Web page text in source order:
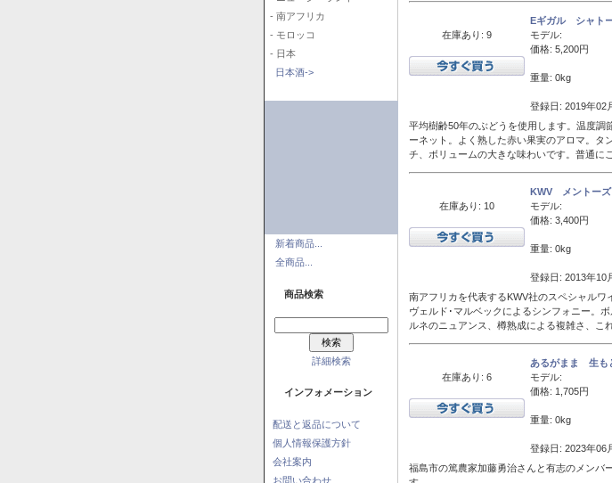
- 南アフリカ
- モロッコ
- 日本
日本酒->
新着商品...
全商品...
商品検索
詳細検索
インフォメーション
配送と返品について
個人情報保護方針
会社案内
お問い合わせ
在庫あり: 9
Eギガル シャト
モデル:
価格: 5,200円
重量: 0kg
登録日: 2019年02
平均樹齢50年のぶどうを使用します。温度調
ーネット。よく熟した赤い果実のアロマ。タ
チ、ボリュームの大きな味わいです。普通に
在庫あり: 10
KWV メントー
モデル:
価格: 3,400円
重量: 0kg
登録日: 2013年10
南アフリカを代表するKWV社のスペシャル
ヴェルド･マルベックによるシンフォニー。
ルネのニュアンス、樽熟成による複雑さ、こ
在庫あり: 6
あるがまま 生
モデル:
価格: 1,705円
重量: 0kg
登録日: 2023年06
福島市の篤農家加藤勇治さんと有志のメンバ